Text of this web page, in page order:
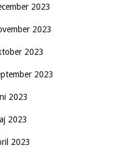
2023
2023
2023
2023
2023
2023
2023